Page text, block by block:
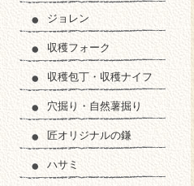
ジョレン
収穫フォーク
収穫包丁・収穫ナイフ
穴掘り・自然薯掘り
匠オリジナルの鎌
ハサミ